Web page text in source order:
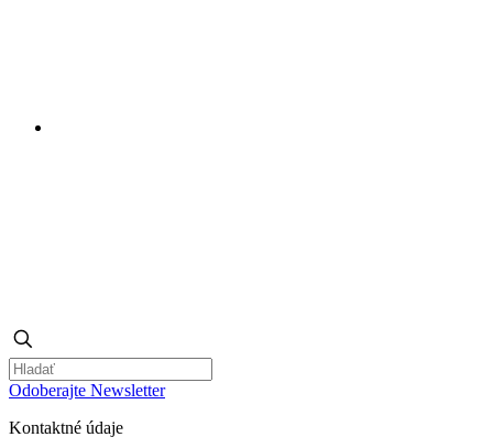
Odoberajte Newsletter
Kontaktné údaje